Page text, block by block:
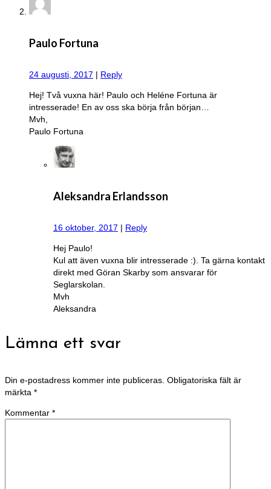
Paulo Fortuna
24 augusti, 2017 | Reply
Hej! Två vuxna här! Paulo och Heléne Fortuna är
intresserade! En av oss ska börja från början…
Mvh,
Paulo Fortuna
Aleksandra Erlandsson
16 oktober, 2017 | Reply
Hej Paulo!
Kul att även vuxna blir intresserade :). Ta gärna kontakt
direkt med Göran Skarby som ansvarar för
Seglarskolan.
Mvh
Aleksandra
Lämna ett svar
Din e-postadress kommer inte publiceras. Obligatoriska fält är
märkta *
Kommentar *